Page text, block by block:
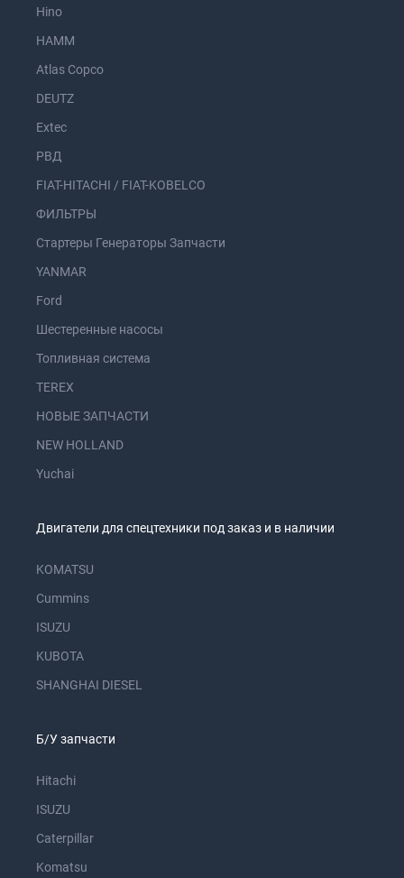
Hino
HAMM
Atlas Copco
DEUTZ
Extec
РВД
FIAT-HITACHI / FIAT-KOBELCO
ФИЛЬТРЫ
Стартеры Генераторы Запчасти
YANMAR
Ford
Шестеренные насосы
Топливная система
TEREX
НОВЫЕ ЗАПЧАСТИ
NEW HOLLAND
Yuchai
Двигатели для спецтехники под заказ и в наличии
KOMATSU
Cummins
ISUZU
KUBOTA
SHANGHAI DIESEL
Б/У запчасти
Hitachi
ISUZU
Caterpillar
Komatsu